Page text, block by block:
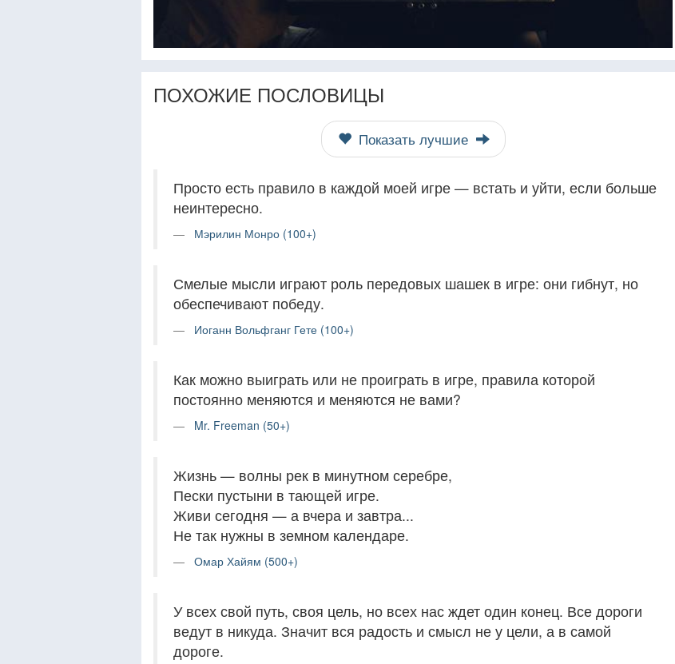
ПОХОЖИЕ ПОСЛОВИЦЫ
Показать лучшие
Просто есть правило в каждой моей игре — встать и уйти, если больше
неинтересно.
Мэрилин Монро (100+)
Смелые мысли играют роль передовых шашек в игре: они гибнут, но
обеспечивают победу.
Иоганн Вольфганг Гете (100+)
Как можно выиграть или не проиграть в игре, правила которой
постоянно меняются и меняются не вами?
Mr. Freeman (50+)
Жизнь — волны рек в минутном серебре,
Пески пустыни в тающей игре.
Живи сегодня — а вчера и завтра...
Не так нужны в земном календаре.
Омар Хайям (500+)
У всех свой путь, своя цель, но всех нас ждет один конец. Все дороги
ведут в никуда. Значит вся радость и смысл не у цели, а в самой
дороге.